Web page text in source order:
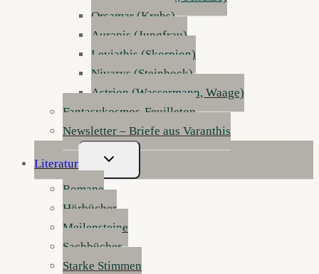
Orsamar (Krebs)
Aurapis (Jungfrau)
Leviathis (Skorpion)
Nivarys (Steinbock)
Astrion (Wassermann, Waage)
Fantasykosmos-Feuilleton
Newsletter – Briefe aus Varanthis
Literatur
Untermenü
Umschalten
Romane
Hörbücher
Meilensteine
Sachbücher
Starke Stimmen